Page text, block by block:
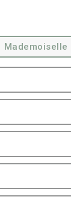
Mademoiselle